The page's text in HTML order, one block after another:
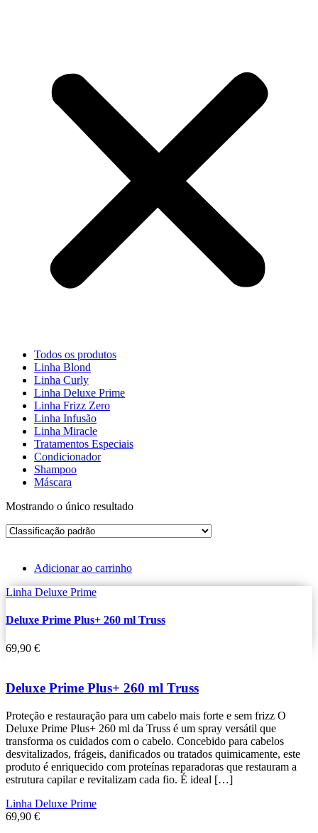
Todos os produtos
Linha Blond
Linha Curly
Linha Deluxe Prime
Linha Frizz Zero
Linha Infusão
Linha Miracle
Tratamentos Especiais
Condicionador
Shampoo
Máscara
Mostrando o único resultado
Adicionar ao carrinho
Linha Deluxe Prime
Deluxe Prime Plus+ 260 ml Truss
69,90 €
Deluxe Prime Plus+ 260 ml Truss
Proteção e restauração para um cabelo mais forte e sem frizz O
Deluxe Prime Plus+ 260 ml da Truss é um spray versátil que
transforma os cuidados com o cabelo. Concebido para cabelos
desvitalizados, frágeis, danificados ou tratados quimicamente, este
produto é enriquecido com proteínas reparadoras que restauram a
estrutura capilar e revitalizam cada fio. É ideal […]
Linha Deluxe Prime
69,90 €